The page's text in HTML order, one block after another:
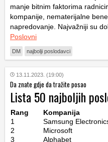
manje bitnim faktorima
kompanije, nematerijalne
napredovanje. Najvažniji su
Poslovni
DM najbolji poslodavci
13.11.2023. (19:00)
Da znate gdje da tražite posao
Lista 50 najboljih
Rang Kompanija
1
Samsung
2
Microsoft
3
Alphabet